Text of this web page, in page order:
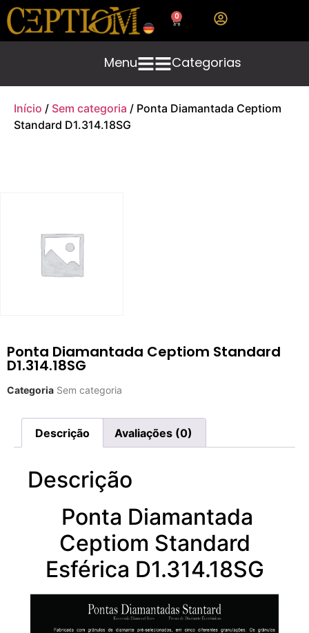
0
Menu Categorias
Início / Sem categoria / Ponta Diamantada Ceptiom
Standard D1.314.18SG
Ponta Diamantada Ceptiom Standard
D1.314.18SG
Categoria Sem categoria
Descrição Avaliações (0)
Descrição
Ponta Diamantada
Ceptiom Standard
Esférica D1.314.18SG